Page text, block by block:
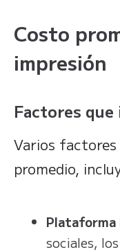
Costo
impresión
Factores
Varios
promedio,
sociales,